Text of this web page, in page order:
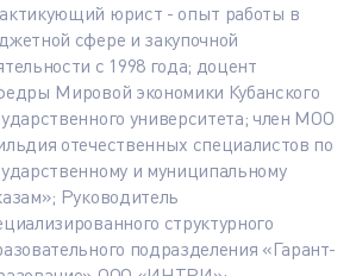
юрист - опыт работы в
сфере и закупочной
с 1998 года; доцент
Мировой экономики Кубанского
университета; член МОО
отечественных специалистов по
и муниципальному
Руководитель
структурного
подразделения «Гарант-